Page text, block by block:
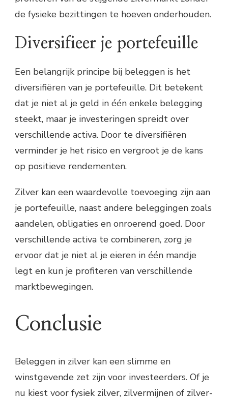
de fysieke bezittingen te hoeven onderhouden.
Diversifieer je portefeuille
Een belangrijk principe bij beleggen is het
diversifiëren van je portefeuille. Dit betekent
dat je niet al je geld in één enkele belegging
steekt, maar je investeringen spreidt over
verschillende activa. Door te diversifiëren
verminder je het risico en vergroot je de kans
op positieve rendementen.
Zilver kan een waardevolle toevoeging zijn aan
je portefeuille, naast andere beleggingen zoals
aandelen, obligaties en onroerend goed. Door
verschillende activa te combineren, zorg je
ervoor dat je niet al je eieren in één mandje
legt en kun je profiteren van verschillende
marktbewegingen.
Conclusie
Beleggen in zilver kan een slimme en
winstgevende zet zijn voor investeerders. Of je
nu kiest voor fysiek zilver, zilvermijnen of zilver-